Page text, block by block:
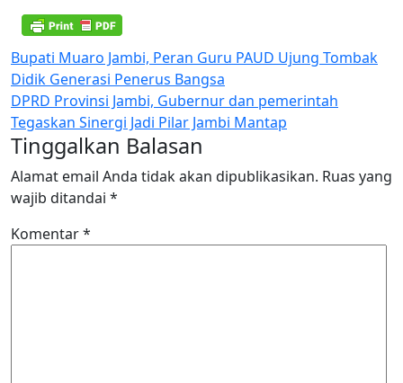
Navigasi
pos
Bupati Muaro Jambi, Peran Guru PAUD Ujung Tombak
Didik Generasi Penerus Bangsa
DPRD Provinsi Jambi, Gubernur dan pemerintah
Tegaskan Sinergi Jadi Pilar Jambi Mantap
Tinggalkan Balasan
Alamat email Anda tidak akan dipublikasikan. Ruas yang
wajib ditandai *
Komentar*